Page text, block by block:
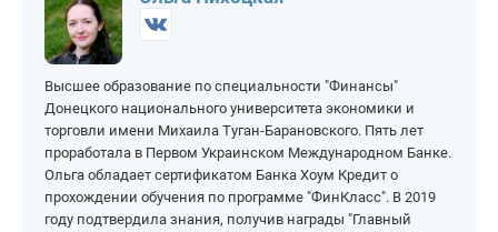
На 200 000 рублей
Высшее образование по специальности "Финансы"
Донецкого национального университета экономики и
торговли имени Михаила Туган-Барановского. Пять лет
проработала в Первом Украинском Международном Банке.
Ольга обладает сертификатом Банка Хоум Кредит о
прохождении обучения по программе "ФинКласс". В 2019
году подтвердила знания, получив награды "Главный